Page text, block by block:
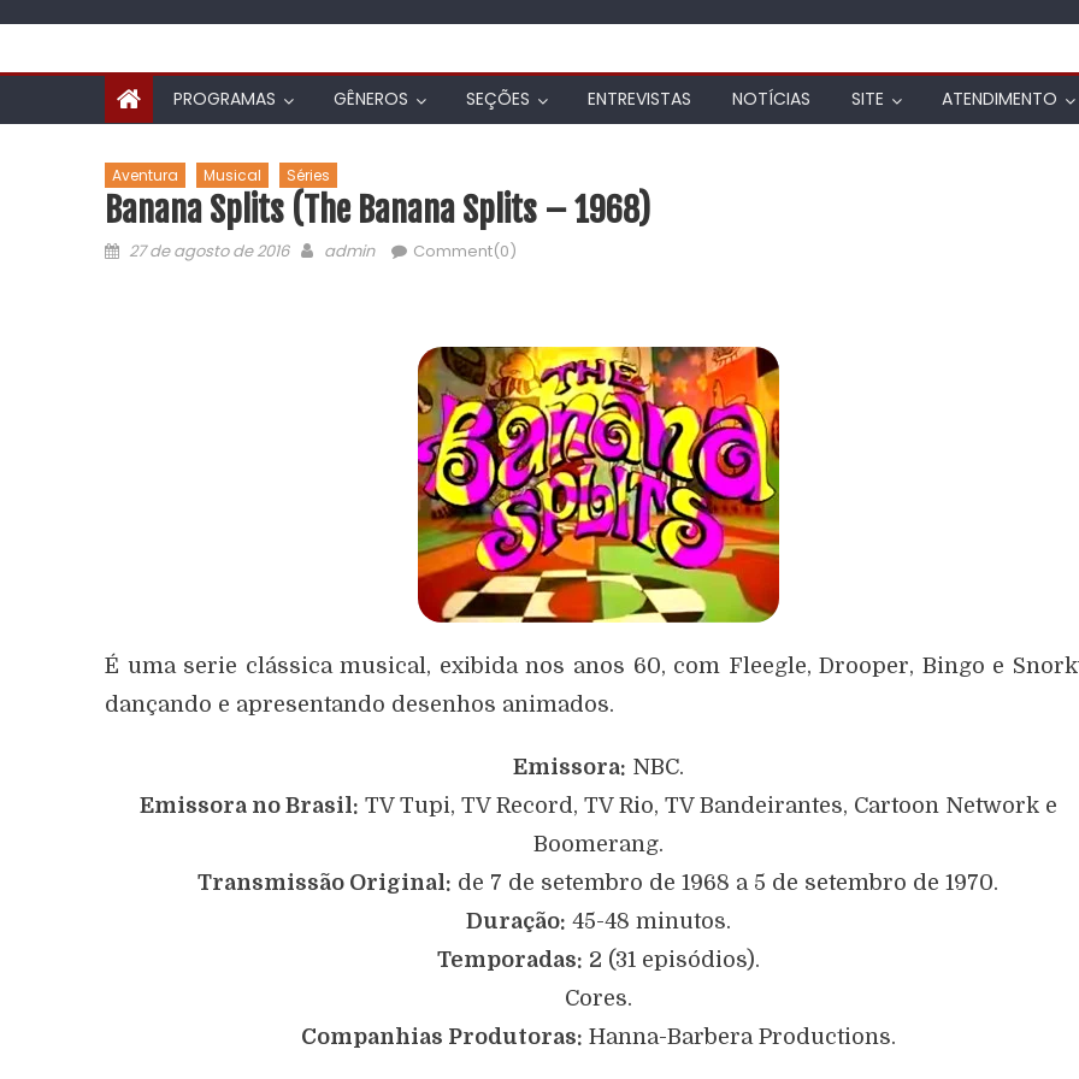
PROGRAMAS GÊNEROS SEÇÕES ENTREVISTAS NOTÍCIAS SITE ATENDIMENTO
Aventura Musical Séries
Banana Splits (The Banana Splits – 1968)
27 de agosto de 2016 admin Comment(0)
É uma serie clássica musical, exibida nos anos 60, com Fleegle, Drooper, Bingo e
dançando e apresentando desenhos animados.
Emissora: NBC.
Emissora no Brasil: TV Tupi, TV Record, TV Rio, TV Bandeirantes, Cartoon Network e
Boomerang.
Transmissão Original: de 7 de setembro de 1968 a 5 de setembro de 1970.
Duração: 45-48 minutos.
Temporadas: 2 (31 episódios).
Cores.
Companhias Produtoras: Hanna-Barbera Productions.